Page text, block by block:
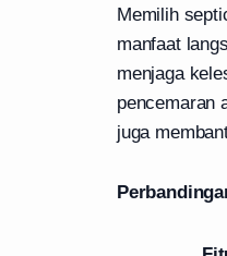
Memilih
manfaat
menjaga
pencemaran
juga